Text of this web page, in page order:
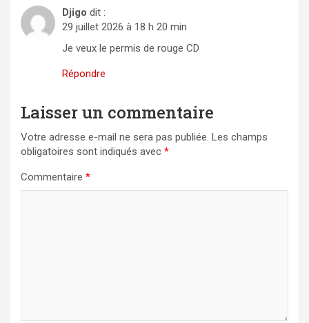
Djigo dit :
29 juillet 2026 à 18 h 20 min
Je veux le permis de rouge CD
Répondre
Laisser un commentaire
Votre adresse e-mail ne sera pas publiée. Les champs
obligatoires sont indiqués avec *
Commentaire *